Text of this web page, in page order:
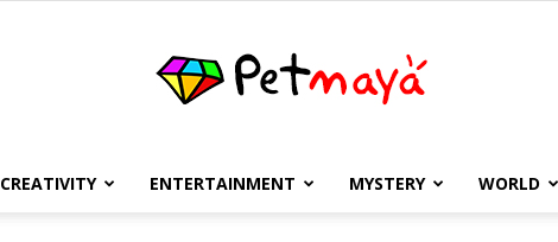
เพชร
CREATIVITY ENTERTAINMENT MYSTERY WORLD